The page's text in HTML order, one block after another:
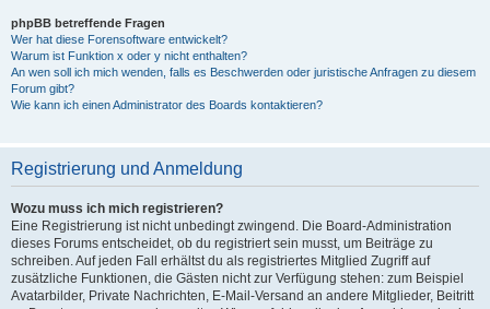
phpBB betreffende Fragen
Wer hat diese Forensoftware entwickelt?
Warum ist Funktion x oder y nicht enthalten?
An wen soll ich mich wenden, falls es Beschwerden oder juristische Anfragen zu diesem
Forum gibt?
Wie kann ich einen Administrator des Boards kontaktieren?
Registrierung und Anmeldung
Wozu muss ich mich registrieren?
Eine Registrierung ist nicht unbedingt zwingend. Die Board-Administration
dieses Forums entscheidet, ob du registriert sein musst, um Beiträge zu
schreiben. Auf jeden Fall erhältst du als registriertes Mitglied Zugriff auf
zusätzliche Funktionen, die Gästen nicht zur Verfügung stehen: zum Beispiel
Avatarbilder, Private Nachrichten, E-Mail-Versand an andere Mitglieder, Beitritt